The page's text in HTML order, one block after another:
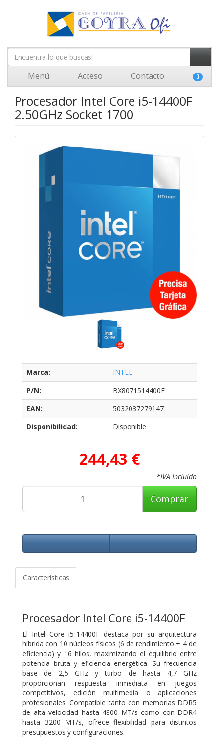
Menú Acceso Contacto 0
Procesador Intel Core i5-14400F
2.50GHz Socket 1700
Marca:
INTEL
P/N:
BX8071514400F
EAN:
5032037279147
Disponibilidad:
Disponible
244,43 €
*IVA Incluido
Comprar
Características
Procesador Intel Core i5-14400F
El Intel Core i5-14400F destaca por su arquitectura
híbrida con 10 núcleos físicos (6 de rendimiento + 4 de
eficiencia) y 16 hilos, maximizando el equilibrio entre
potencia bruta y eficiencia energética. Su frecuencia
base de 2,5 GHz y turbo de hasta 4,7 GHz
proporcionan respuesta inmediata en juegos
competitivos, edición multimedia o aplicaciones
profesionales. Compatible tanto con memorias DDR5
de alta velocidad hasta 4800 MT/s como con DDR4
hasta 3200 MT/s, ofrece flexibilidad para distintos
presupuestos y configuraciones.